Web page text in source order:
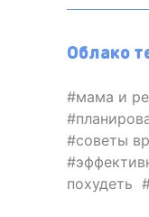
Облако
мама и
советы
похудеть